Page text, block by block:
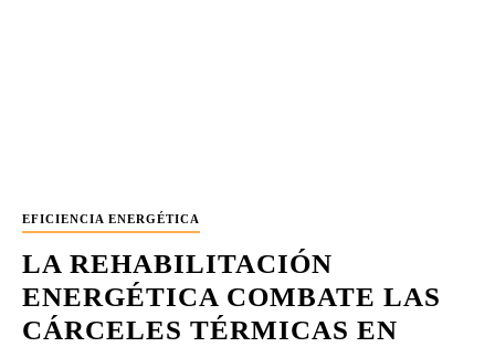
EFICIENCIA ENERGÉTICA
LA REHABILITACIÓN
ENERGÉTICA COMBATE LAS
CÁRCELES TÉRMICAS EN